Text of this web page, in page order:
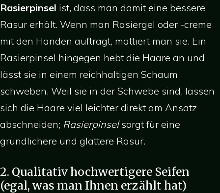
Rasierpinsel ist, dass man damit eine bessere
Rasur erhält. Wenn man Rasiergel oder -creme
mit den Händen aufträgt, mattiert man sie. Ein
Rasierpinsel hingegen hebt die Haare an und
lässt sie in einem reichhaltigen Schaum
schweben. Weil sie in der Schwebe sind, lassen
sich die Haare viel leichter direkt am Ansatz
abschneiden; Rasierpinselsorgt für eine
gründlichere und glattere Rasur.
2. Qualitativ hochwertigere Seifen
(egal, was man Ihnen erzählt hat)